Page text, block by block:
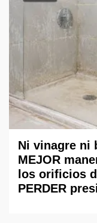
Ni vinagre ni
MEJOR
los orificios
PERDER